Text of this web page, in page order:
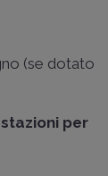
(se dotato
per